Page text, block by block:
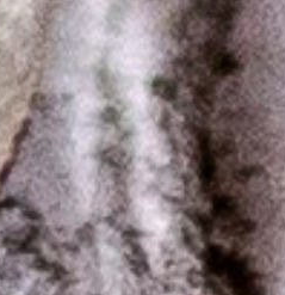
Urnes funéraires
Urnes funéraires
Urnes funéraires pour animaux